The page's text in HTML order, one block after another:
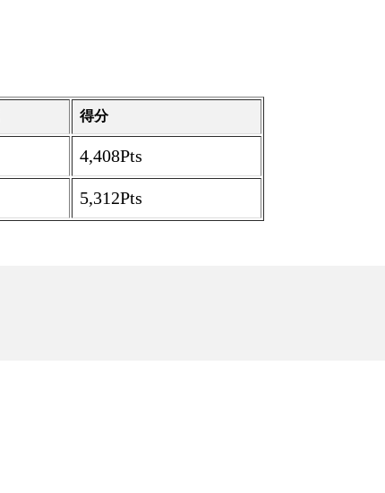
得分
4,408Pts
5,312Pts